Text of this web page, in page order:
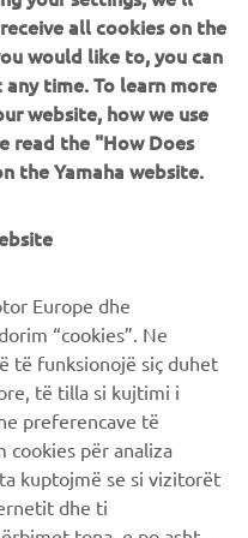
TUA
all cookies on the
would like to, you can
time. To learn more
website, how we use
read the "How Does
the Yamaha website.
Europe dhe
“cookies”. Ne
të funksionojë siç duhet
të tilla si kujtimi i
preferencave të
për analiza
kuptojmë se si vizitorët
dhe ti